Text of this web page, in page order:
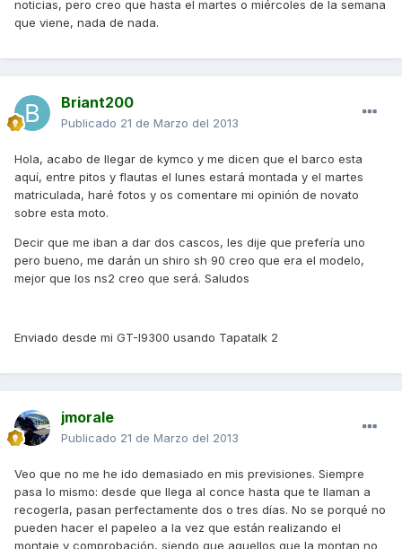
noticias, pero creo que hasta el martes o miércoles de la semana
que viene, nada de nada.
Briant200
Publicado 21 de Marzo del 2013
Hola, acabo de llegar de kymco y me dicen que el barco esta
aquí, entre pitos y flautas el lunes estará montada y el martes
matriculada, haré fotos y os comentare mi opinión de novato
sobre esta moto.
Decir que me iban a dar dos cascos, les dije que prefería uno
pero bueno, me darán un shiro sh 90 creo que era el modelo,
mejor que los ns2 creo que será. Saludos
Enviado desde mi GT-I9300 usando Tapatalk 2
jmorale
Publicado 21 de Marzo del 2013
Veo que no me he ido demasiado en mis previsiones. Siempre
pasa lo mismo: desde que llega al conce hasta que te llaman a
recogerla, pasan perfectamente dos o tres días. No se porqué no
pueden hacer el papeleo a la vez que están realizando el
montaje y comprobación, siendo que aquellos que la montan no